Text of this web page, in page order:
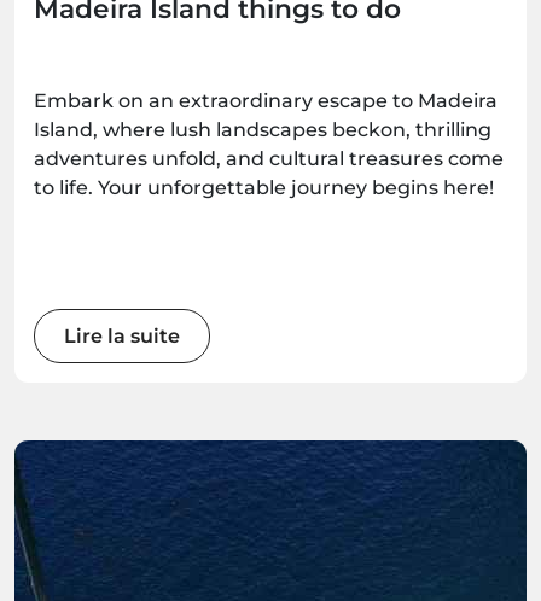
Madeira Island things to do
Embark on an extraordinary escape to Madeira
Island, where lush landscapes beckon, thrilling
adventures unfold, and cultural treasures come
to life. Your unforgettable journey begins here!
Lire la suite